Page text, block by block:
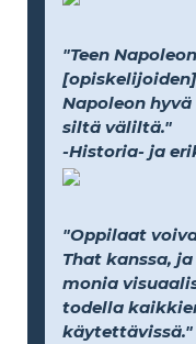
"Teen
Napoleon
siltä väliltä."
-Historia- ja
"Oppilaat
That kanssa,
monia
todella
käytettävissä."